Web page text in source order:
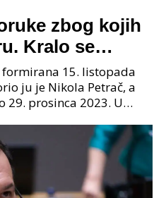
zbog kojih
Kralo se
iz vlade biti
formirana 15. listopada
ju je Nikola Petrač, a
29. prosinca 2023. U